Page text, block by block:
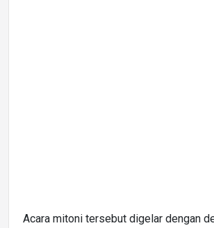
Acara mitoni tersebut digelar dengan